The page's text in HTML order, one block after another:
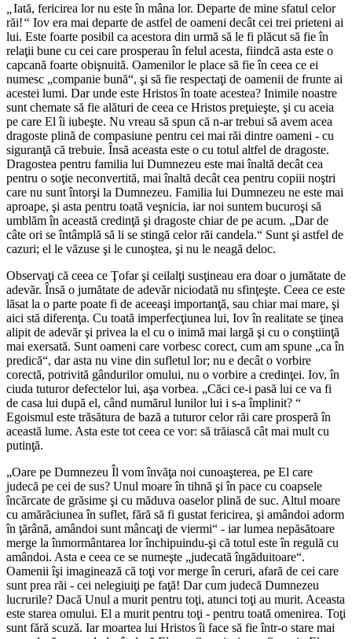
Iată, fericirea lor nu este în mâna lor. Departe de mine sfatul celor
răi!“ Iov era mai departe de astfel de oameni decât cei trei prieteni ai
lui. Este foarte posibil ca acestora din urmă să le fi plăcut să fie în
relaţii bune cu cei care prosperau în felul acesta, fiindcă asta este o
capcană foarte obişnuită. Oamenilor le place să fie în ceea ce ei
numesc „companie bună“, şi să fie respectaţi de oamenii de frunte ai
acestei lumi. Dar unde este Hristos în toate acestea? Inimile noastre
sunt chemate să fie alături de ceea ce Hristos preţuieşte, şi cu aceia
pe care El îi iubeşte. Nu vreau să spun că n-ar trebui să avem acea
dragoste plină de compasiune pentru cei mai răi dintre oameni - cu
siguranţă că trebuie. Însă aceasta este o cu totul altfel de dragoste.
Dragostea pentru familia lui Dumnezeu este mai înaltă decât cea
pentru o soţie neconvertită, mai înaltă decât cea pentru copiii noştri
care nu sunt întorşi la Dumnezeu. Familia lui Dumnezeu ne este mai
aproape, şi asta pentru toată veşnicia, iar noi suntem bucuroşi să
umblăm în această credinţă şi dragoste chiar de pe acum. „Dar de
câte ori se întâmplă să li se stingă celor răi candela.“ Sunt şi astfel de
cazuri; el le văzuse şi le cunoştea, şi nu le neagă deloc.
Observaţi că ceea ce Ţofar şi ceilalţi susţineau era doar o jumătate de
adevăr. Însă o jumătate de adevăr niciodată nu sfinţeşte. Ceea ce este
lăsat la o parte poate fi de aceeaşi importanţă, sau chiar mai mare, şi
aici stă diferenţa. Cu toată imperfecţiunea lui, Iov în realitate se ţinea
alipit de adevăr şi privea la el cu o inimă mai largă şi cu o conştiinţă
mai exersată. Sunt oameni care vorbesc corect, cum am spune „ca în
predică“, dar asta nu vine din sufletul lor; nu e decât o vorbire
corectă, potrivită gândurilor omului, nu o vorbire a credinţei. Iov, în
ciuda tuturor defectelor lui, aşa vorbea. „Căci ce-i pasă lui ce va fi
de casa lui după el, când numărul lunilor lui i s-a împlinit? “
Egoismul este trăsătura de bază a tuturor celor răi care prosperă în
această lume. Asta este tot ceea ce vor: să trăiască cât mai mult cu
putinţă.
„Oare pe Dumnezeu Îl vom învăţa noi cunoaşterea, pe El care
judecă pe cei de sus? Unul moare în tihnă şi în pace cu coapsele
încărcate de grăsime şi cu măduva oaselor plină de suc. Altul moare
cu amărăciunea în suflet, fără să fi gustat fericirea, şi amândoi adorm
în ţărână, amândoi sunt mâncaţi de viermi“ - iar lumea nepăsătoare
merge la înmormântarea lor închipuindu-şi că totul este în regulă cu
amândoi. Asta e ceea ce se numeşte „judecată îngăduitoare“.
Oamenii îşi imaginează că toţi vor merge în ceruri, afară de cei care
sunt prea răi - cei nelegiuiţi pe faţă! Dar cum judecă Dumnezeu
lucrurile? Dacă Unul a murit pentru toţi, atunci toţi au murit. Aceasta
este starea omului. El a murit pentru toţi - pentru toată omenirea. Toţi
sunt fără scuză. Iar moartea lui Hristos îi face să fie într-o stare mai